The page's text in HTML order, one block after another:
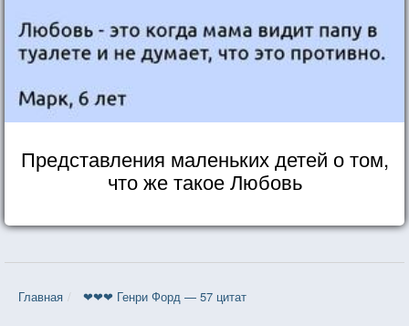
Представления маленьких детей о том,
что же такое Любовь
Главная ❤❤❤ Генри Форд — 57 цитат